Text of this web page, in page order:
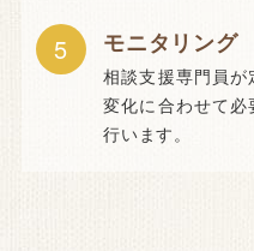
5 モニタリング
相談支援専門員
変化に合わせて
行います。